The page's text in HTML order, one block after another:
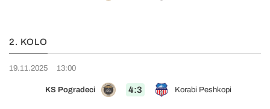
2. KOLO
19.11.2025 13:00
KS Pogradeci 4:3 Korabi Peshkopi